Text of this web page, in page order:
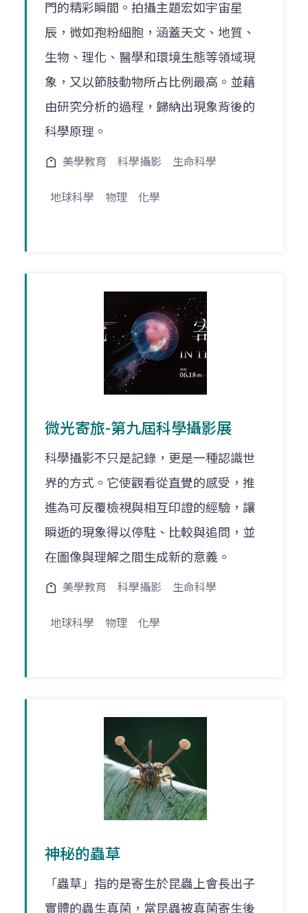
門的精彩瞬間。拍攝主題宏如宇宙星
辰，微如孢粉細胞，涵蓋天文、地質、
生物、理化、醫學和環境生態等領域現
象，又以節肢動物所占比例最高。並藉
由研究分析的過程，歸納出現象背後的
科學原理。
美學教育 科學攝影 生命科學
地球科學 物理 化學
微光寄旅-第九屆科學攝影展
科學攝影不只是記錄，更是一種認識世
界的方式。它使觀看從直覺的感受，推
進為可反覆檢視與相互印證的經驗，讓
瞬逝的現象得以停駐、比較與追問，並
在圖像與理解之間生成新的意義。
美學教育 科學攝影 生命科學
地球科學 物理 化學
神秘的蟲草
「蟲草」指的是寄生於昆蟲上會長出子
實體的蟲生真菌，當昆蟲被真菌寄生後